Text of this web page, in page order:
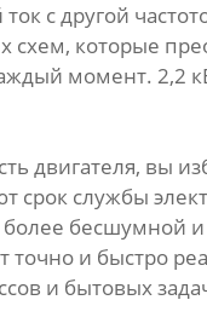
с другой
схем, которые
момент. 2,2
двигателя, вы
срок службы
более бесшумной
и быстро
и бытовых